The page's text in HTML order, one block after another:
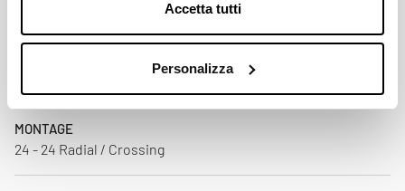
Accetta tutti
Personalizza
1390 XDR (+/- 3%) (Tubeless Ready +20)
MONTAGE
24 - 24 Radial / Crossing